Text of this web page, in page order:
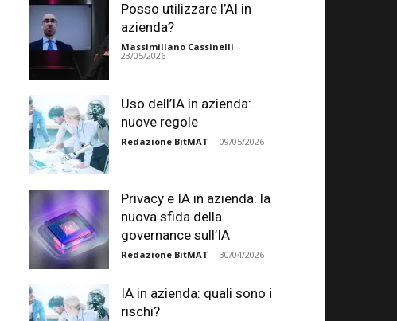
Posso utilizzare l’AI in
azienda?
Massimiliano Cassinelli -
23/05/2026
Uso dell’IA in azienda:
nuove regole
Redazione BitMAT - 09/05/2026
Privacy e IA in azienda: la
nuova sfida della
governance sull’IA
Redazione BitMAT - 30/04/2026
IA in azienda: quali sono i
rischi?